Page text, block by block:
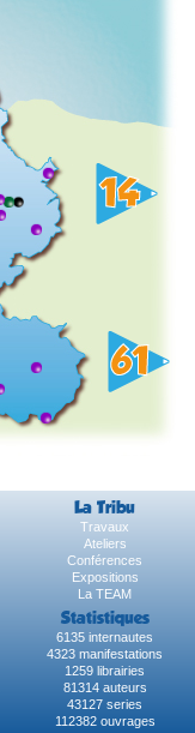
La Tribu
Travaux
Ateliers
Conférences
Expositions
La TEAM
Statistiques
6135 internautes
4323 manifestations
1259 librairies
81314 auteurs
43127 series
112382 ouvrages